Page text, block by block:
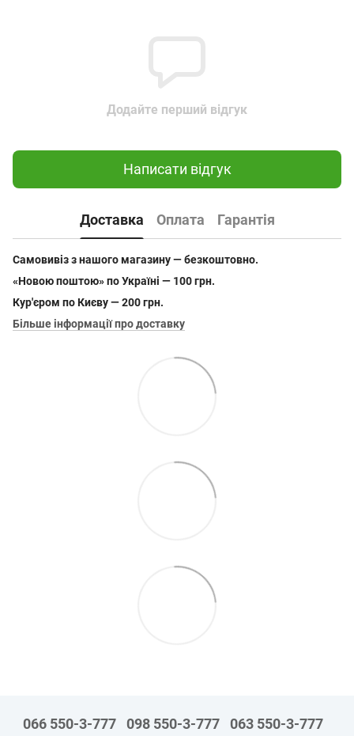
Додайте перший відгук
Написати відгук
Доставка Оплата Гарантія
Самовивіз з нашого магазину — безкоштовно.
«Новою поштою» по Україні — 100 грн.
Кур'єром по Києву — 200 грн.
Більше інформації про доставку
066 550-3-777 098 550-3-777 063 550-3-777